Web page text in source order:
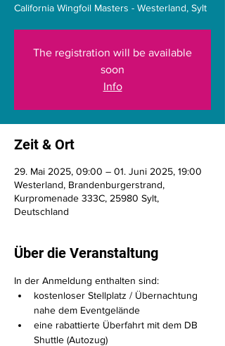
California Wingfoil Masters - Westerland, Sylt
The registration will be available
soon
Info
Zeit & Ort
29. Mai 2025, 09:00 – 01. Juni 2025, 19:00
Westerland, Brandenburgerstrand,
Kurpromenade 333C, 25980 Sylt,
Deutschland
Über die Veranstaltung
In der Anmeldung enthalten sind:
kostenloser Stellplatz / Übernachtung
nahe dem Eventgelände
eine rabattierte Überfahrt mit dem DB
Shuttle (Autozug)